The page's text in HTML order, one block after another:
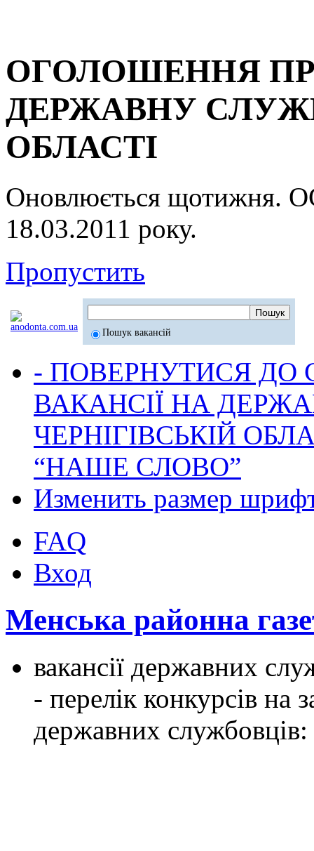
ОГОЛОШЕННЯ
ДЕРЖАВНУ
ОБЛАСТІ
Оновлюється
18.03.2011 року.
Пропустить
Пошук вакансій
- ПОВЕРНУТИСЯ ДО
ВАКАНСІЇ НА
ЧЕРНІГІВСЬКІЙ
“НАШЕ СЛОВО”
Изменить размер
FAQ
Вход
Менська районна
вакансії державних
- перелік конкурсів на
державних службовців: